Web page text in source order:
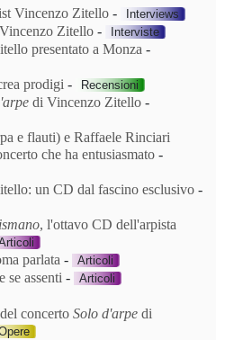
Vincenzo Zitello - Interviews
Zitello - Interviste
presentato a Monza -
prodigi - Recensioni
di Vincenzo Zitello -
e flauti) e Raffaele Rinciari
che ha entusiasmato -
un CD dal fascino esclusivo -
, l'ottavo CD dell'arpista
parlata - Articoli
se assenti - Articoli
concerto Solo d'arpe di